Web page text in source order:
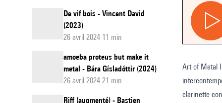
De vif bois - Vincent David
(2023)
26 avril 2024 11 min
amoeba proteus but make it
metal - Bára Gísladóttir (2024)
26 avril 2024 21 min
Riff (augmenté) - Bastien
Art of Metal
clarinette